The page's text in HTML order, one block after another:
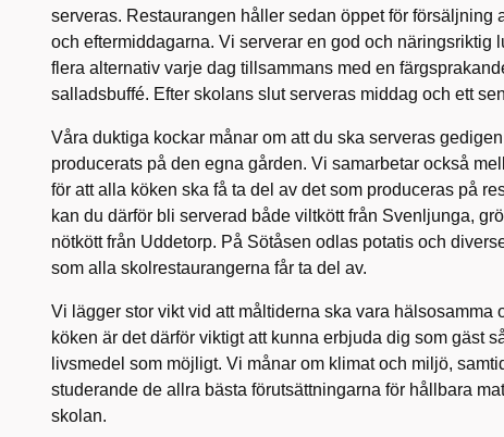
serveras. Restaurangen håller sedan öppet för försäljning
och eftermiddagarna. Vi serverar en god och näringsriktig
flera alternativ varje dag tillsammans med en
salladsbuffé. Efter skolans slut serveras middag och ett
Våra duktiga kockar månar om att du ska serveras
producerats på den egna gården. Vi samarbetar också
för att alla köken ska få ta del av det som produceras på
kan du därför bli serverad både viltkött från Svenljunga,
nötkött från Uddetorp. På Sötåsen odlas potatis och
som alla skolrestaurangerna får ta del av.
Vi lägger stor vikt vid att måltiderna ska vara hälsosamma
köken är det därför viktigt att kunna erbjuda dig som gäst
livsmedel som möjligt. Vi månar om klimat och miljö,
studerande de allra bästa förutsättningarna för hållbara
skolan.